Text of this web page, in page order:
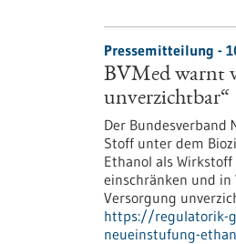
Pressemitteilung -
BVMed warnt
unverzichtbar“
Der Bundesverband
Stoff unter dem
Ethanol als
einschränken und
Versorgung
https://regulatorik-
neueinstufung-